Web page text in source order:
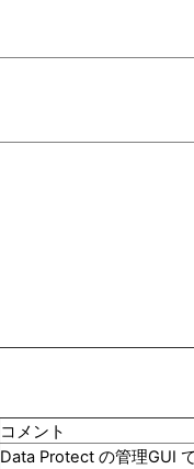
コメント
Data Protect の管理GUI